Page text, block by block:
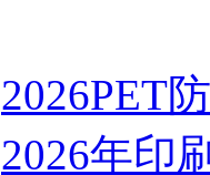
2026PET
2026年印